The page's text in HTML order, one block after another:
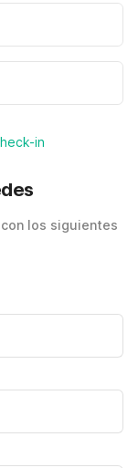
in
los siguientes